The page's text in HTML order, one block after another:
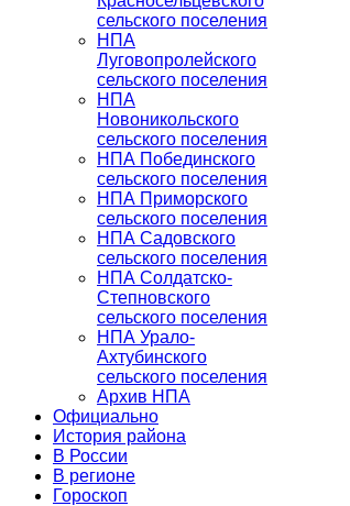
сельского поселения
НПА
Луговопролейского
сельского поселения
НПА
Новоникольского
сельского поселения
НПА Побединского
сельского поселения
НПА Приморского
сельского поселения
НПА Садовского
сельского поселения
НПА Солдатско-
Степновского
сельского поселения
НПА Урало-
Ахтубинского
сельского поселения
Архив НПА
Официально
История района
В России
В регионе
Гороскоп